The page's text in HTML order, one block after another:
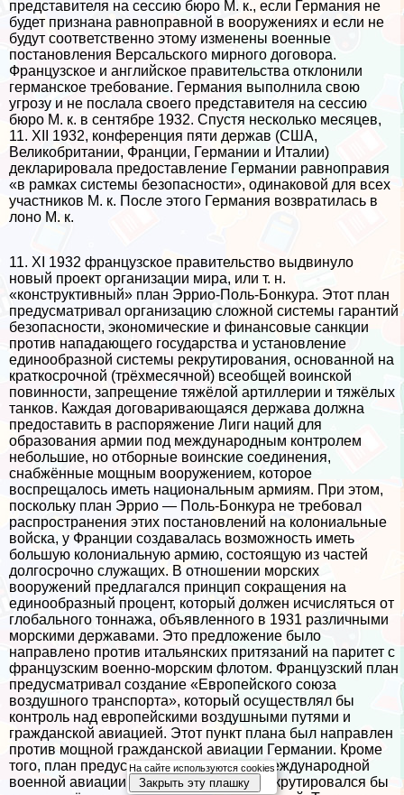
представителя на сессию бюро М. к., если Германия не
будет признана равноправной в вооружениях и если не
будут соответственно этому изменены военные
постановления Версальского мирного договора.
Французское и английское правительства отклонили
германское требование. Германия выполнила свою
угрозу и не послала своего представителя на сессию
бюро М. к. в сентябре 1932. Спустя несколько месяцев,
11. XII 1932, конференция пяти держав (США,
Великобритании, Франции, Германии и Италии)
декларировала предоставление Германии равноправия
«в рамках системы безопасности», одинаковой для всех
участников М. к. После этого Германия возвратилась в
лоно М. к.
11. XI 1932 французское правительство выдвинуло
новый проект организации мира, или т. н.
«конструктивный» план Эррио-Поль-Бонкура. Этот план
предусматривал организацию сложной системы гарантий
безопасности, экономические и финансовые санкции
против нападающего государства и установление
единообразной системы рекрутирования, основанной на
краткосрочной (трёхмecячной) всеобщей воинской
повинности, запрещение тяжёлой артиллерии и тяжёлых
танков. Каждая договаривающаяся держава должна
предоставить в распоряжение Лиги наций для
образования армии под международным контролем
небольшие, но отборные воинские соединения,
снабжённые мощным вооружением, которое
воспрещалось иметь национальным армиям. При этом,
поскольку план Эррио — Поль-Бонкура не требовал
распространения этих постановлений на колониальные
войска, у Франции создавалась возможность иметь
большую колониальную армию, состоящую из частей
долгосрочно служащих. В отношении морских
вооружений предлагался принцип сокращения на
единообразный процент, который должен исчисляться от
глобального тоннажа, объявленного в 1931 различными
морскими державами. Это предложение было
направлено против итальянских притязаний на паритет с
французским военно-морским флотом. Французский план
предусматривал создание «Европейского союза
воздушного трaнcпорта», который осуществлял бы
контроль над европейскими воздушными путями и
гражданской авиацией. Этот пункт плана был направлен
против мощной гражданской авиации Германии. Кроме
того, план предусматривал создание международной
военной авиации, персонал которой рекрутировался бы
На сайте используются cookies
Закрыть эту плашку